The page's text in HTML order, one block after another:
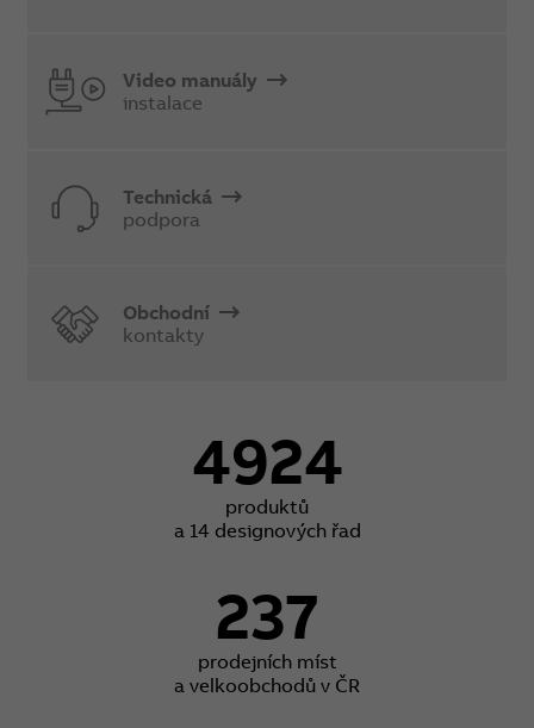
Video manuály
instalace
Technická
podpora
Obchodní
kontakty
4924
produktů
a 14 designových řad
237
prodejních míst
a velkoobchodů v ČR